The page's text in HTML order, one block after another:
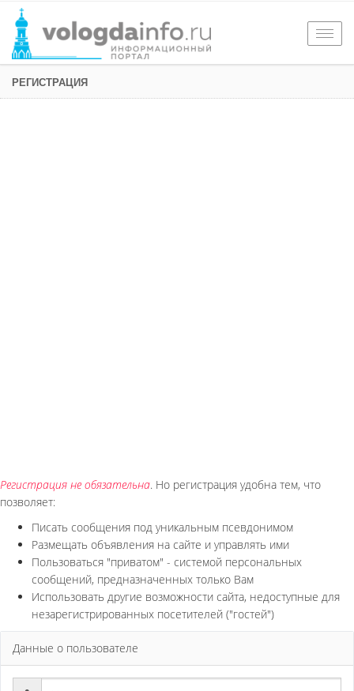
РЕГИСТРАЦИЯ
Регистрация не обязательна. Но регистрация удобна тем, что
позволяет:
Писать сообщения под уникальным псевдонимом
Размещать объявления на сайте и управлять ими
Пользоваться "приватом" - системой персональных
сообщений, предназначенных только Вам
Использовать другие возможности сайта, недоступные для
незарегистрированных посетителей ("гостей")
Данные о пользователе